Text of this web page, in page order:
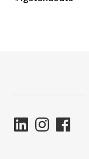
LinkedInInstagramFacebook